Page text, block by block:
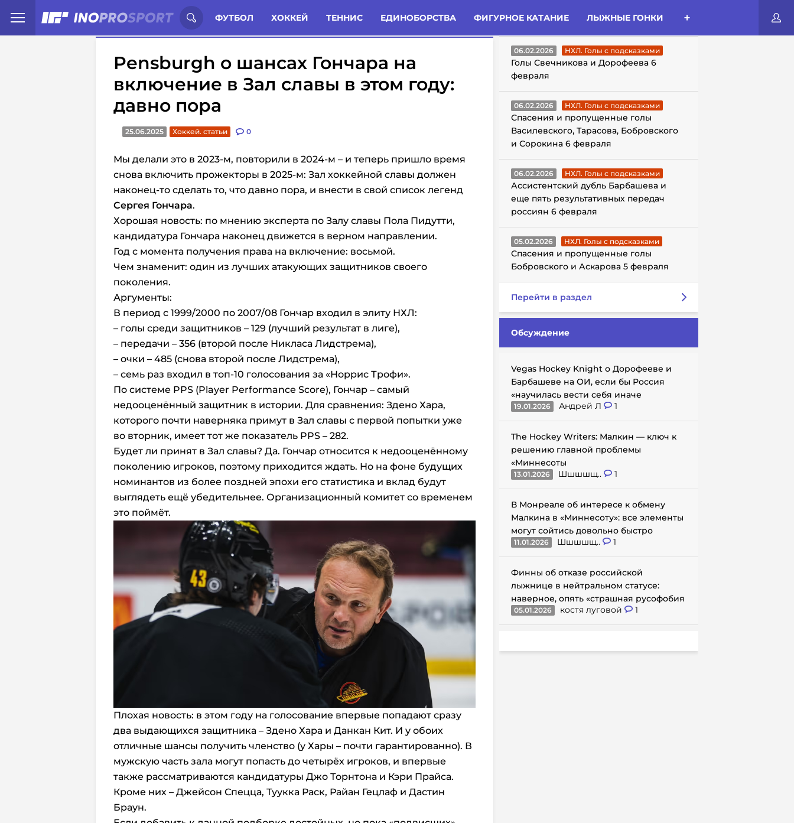
ФУТБОЛ ХОККЕЙ ТЕННИС ЕДИНОБОРСТВА ФИГУРНОЕ КАТАНИЕ ЛЫЖНЫЕ ГОНКИ
Иностранцы о спорте России: Статьи Комменты Новости
Pensburgh о шансах Гончара на
включение в Зал славы в этом году:
давно пора
25.06.2025 Хоккей. статьи 0
Мы делали это в 2023-м, повторили в 2024-м – и теперь пришло время
снова включить прожекторы в 2025-м: Зал хоккейной славы должен
наконец-то сделать то, что давно пора, и внести в свой список легенд
Сергея Гончара.
Хорошая новость: по мнению эксперта по Залу славы Пола Пидутти,
кандидатура Гончара наконец движется в верном направлении.
Год с момента получения права на включение: восьмой.
Чем знаменит: один из лучших атакующих защитников своего
поколения.
Аргументы:
В период с 1999/2000 по 2007/08 Гончар входил в элиту НХЛ:
– голы среди защитников – 129 (лучший результат в лиге),
– передачи – 356 (второй после Никласа Лидстрема),
– очки – 485 (снова второй после Лидстрема),
– семь раз входил в топ-10 голосования за «Норрис Трофи».
По системе PPS (Player Performance Score), Гончар – самый
недооценённый защитник в истории. Для сравнения: Здено Хара,
которого почти наверняка примут в Зал славы с первой попытки уже
во вторник, имеет тот же показатель PPS – 282.
Будет ли принят в Зал славы? Да. Гончар относится к недооценённому
поколению игроков, поэтому приходится ждать. Но на фоне будущих
номинантов из более поздней эпохи его статистика и вклад будут
выглядеть ещё убедительнее. Организационный комитет со временем
это поймёт.
Плохая новость: в этом году на голосование впервые попадают сразу
два выдающихся защитника – Здено Хара и Данкан Кит. И у обоих
отличные шансы получить членство (у Хары – почти гарантированно). В
мужскую часть зала могут попасть до четырёх игроков, и впервые
также рассматриваются кандидатуры Джо Торнтона и Кэри Прайса.
Кроме них – Джейсон Спецца, Туукка Раск, Райан Гецлаф и Дастин
Браун.
ГОЛЫ С ПОДСКАЗКАМИ
06.02.2026 НХЛ. Голы с подсказками
Голы Свечникова и Дорофеева 6
февраля
06.02.2026 НХЛ. Голы с подсказками
Спасения и пропущенные голы
Василевского, Тарасова, Бобровского
и Сорокина 6 февраля
06.02.2026 НХЛ. Голы с подсказками
Ассистентский дубль Барбашева и
еще пять результативных передач
россиян 6 февраля
05.02.2026 НХЛ. Голы с подсказками
Спасения и пропущенные голы
Бобровского и Аскарова 5 февраля
Перейти в раздел
Обсуждение
Vegas Hockey Knight о Дорофееве и
Барбашеве на ОИ, если бы Россия
«научилась вести себя иначе
19.01.2026 Андрей Л 1
The Hockey Writers: Малкин — ключ к
решению главной проблемы
«Миннесоты
13.01.2026 Шшшшщ.. 1
В Монреале об интересе к обмену
Малкина в «Миннесоту»: все элементы
могут сойтись довольно быстро
11.01.2026 Шшшшщ.. 1
Финны об отказе российской
лыжнице в нейтральном статусе:
наверное, опять «страшная русофобия
05.01.2026 костя луговой 1